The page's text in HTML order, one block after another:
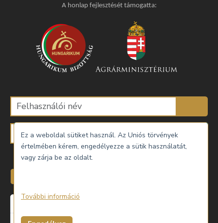
A honlap fejlesztését támogatta:
Emlékezzen rám
Ez a weboldal sütiket használ. Az Uniós törvények
értelmében kérem, engedélyezze a sütik használatát,
vagy zárja be az oldalt.
További információ